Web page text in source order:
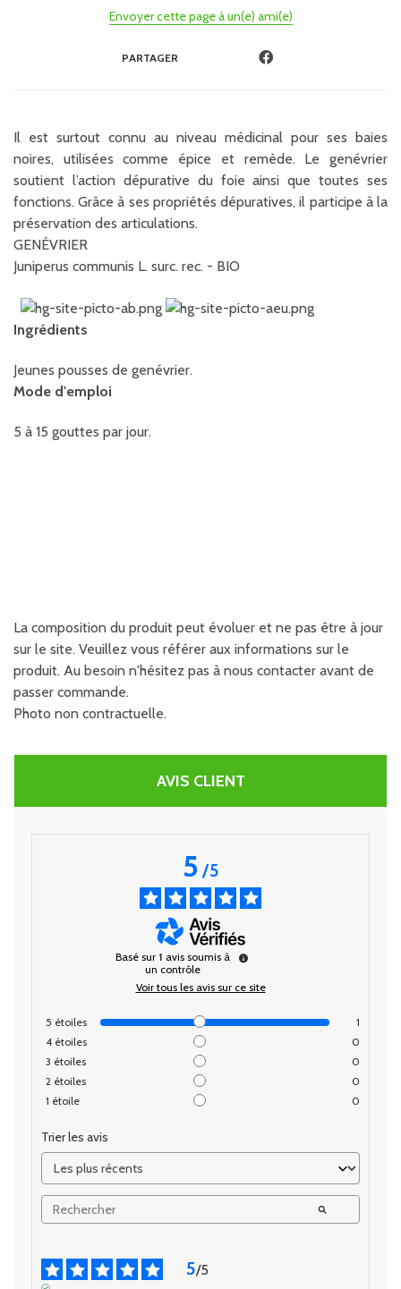
Envoyer cette page à un(e) ami(e)
PARTAGER
Il est surtout connu au niveau médicinal pour ses baies
noires, utilisées comme épice et remède. Le genévrier
soutient l’action dépurative du foie ainsi que toutes ses
fonctions. Grâce à ses propriétés dépuratives, il participe à la
préservation des articulations.
GENÉVRIER
Juniperus communis L. surc. rec. - BIO
Ingrédients
Jeunes pousses de genévrier.
Mode d'emploi
5 à 15 gouttes par jour.
La composition du produit peut évoluer et ne pas être à jour
sur le site. Veuillez vous référer aux informations sur le
produit. Au besoin n'hésitez pas à nous contacter avant de
passer commande.
Photo non contractuelle.
AVIS CLIENT
5/5
Basé sur 1 avis soumis à
un contrôle
Voir tous les avis sur ce site
5 étoiles
1
4 étoiles
0
3 étoiles
0
2 étoiles
0
1 étoile 0
Trier les avis
5/5